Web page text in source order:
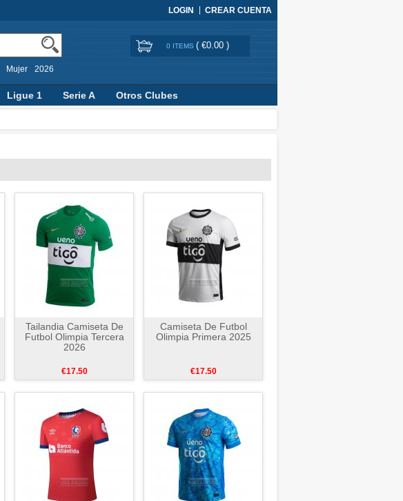
LOGIN CREAR CUENTA
Mujer 2026
0 ITEMS ( €0.00 )
Ligue 1 Serie A Otros Clubes
Tailandia Camiseta De
Futbol Olimpia Tercera
2026
€17.50
Camiseta De Futbol
Olimpia Primera 2025
€17.50